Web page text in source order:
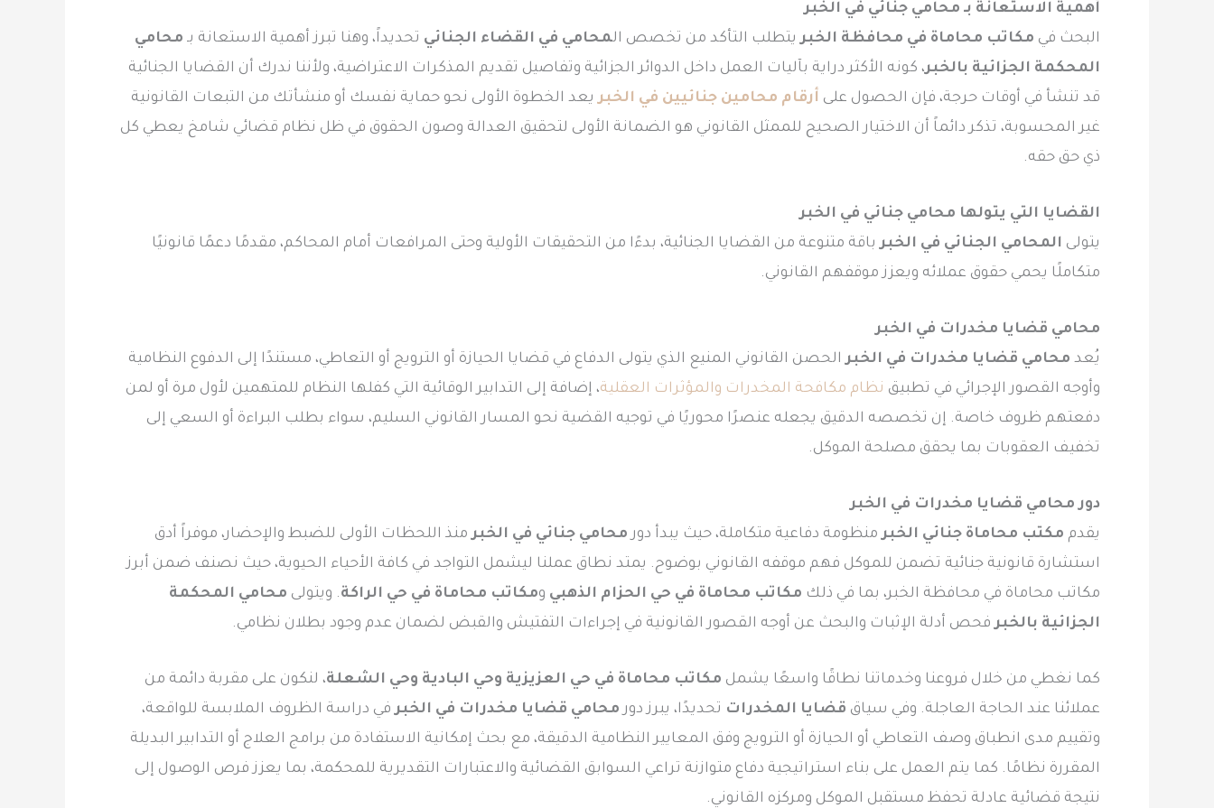
أهمية الاستعانة بـ محامي جنائي في الخبر
البحث في مكاتب محاماة في محافظة الخبر يتطلب التأكد من تخصص المحامي في القضاء الجنائي تحديداً، وهنا تبرز أهمية الاستعانة بـ محامي
المحكمة الجزائية بالخبر، كونه الأكثر دراية بآليات العمل داخل الدوائر الجزائية وتفاصيل تقديم المذكرات الاعتراضية، ولأننا ندرك أن القضايا الجنائية
قد تنشأ في أوقات حرجة، فإن الحصول على أرقام محامين جنائيين في الخبر يعد الخطوة الأولى نحو حماية نفسك أو منشأتك من التبعات القانونية
غير المحسوبة، تذكر دائماً أن الاختيار الصحيح للممثل القانوني هو الضمانة الأولى لتحقيق العدالة وصون الحقوق في ظل نظام قضائي شامخ يعطي كل
ذي حق حقه.
القضايا التي يتولها محامي جنائي في الخبر
يتولى المحامي الجنائي في الخبرباقة متنوعة من القضايا الجنائية، بدءًا من التحقيقات الأولية وحتى المرافعات أمام المحاكم، مقدمًا دعمًا قانونيًا
متكاملًا يحمي حقوق عملائه ويعزز موقفهم القانوني.
محامي قضايا مخدرات في الخبر
يُعد محامي قضايا مخدرات في الخبر الحصن القانوني المنيع الذي يتولى الدفاع في قضايا الحيازة أو الترويج أو التعاطي، مستندًا إلى الدفوع النظامية
وأوجه القصور الإجرائي في تطبيق نظام مكافحة المخدرات والمؤثرات العقلية، إضافة إلى التدابير الوقائية التي كفلها النظام للمتهمين لأول مرة أو لمن
دفعتهم ظروف خاصة. إن تخصصه الدقيق يجعله عنصرًا محوريًا في توجيه القضية نحو المسار القانوني السليم، سواء بطلب البراءة أو السعي إلى
تخفيف العقوبات بما يحقق مصلحة الموكل.
دور محامي قضايا مخدرات في الخبر
يقدم مكتب محاماة جنائي الخبر منظومة دفاعية متكاملة، حيث يبدأ دورمحامي جنائي في الخبرمنذ اللحظات الأولى للضبط والإحضار، موفراً أدق
استشارة قانونية جنائية تضمن للموكل فهم موقفه القانوني بوضوح. يمتد نطاق عملنا ليشمل التواجد في كافة الأحياء الحيوية، حيث نصنف ضمن أبرز
مكاتب محاماة في محافظة الخبر، بما في ذلك مكاتب محاماة في حي الحزام الذهبي ومكاتب محاماة في حي الراكة. ويتولى محامي المحكمة
الجزائية بالخبرفحص أدلة الإثبات والبحث عن أوجه القصور القانونية في إجراءات التفتيش والقبض لضمان عدم وجود بطلان نظامي.
كما نغطي من خلال فروعنا وخدماتنا نطاقًا واسعًا يشمل مكاتب محاماة في حي العزيزية وحي البادية وحي الشعلة، لنكون على مقربة دائمة من
عملائنا عند الحاجة العاجلة. وفي سياق قضايا المخدرات تحديدًا، يبرز دور محامي قضايا مخدرات في الخبر في دراسة الظروف الملابسة للواقعة،
وتقييم مدى انطباق وصف التعاطي أو الحيازة أو الترويج وفق المعايير النظامية الدقيقة، مع بحث إمكانية الاستفادة من برامج العلاج أو التدابير البديلة
المقررة نظامًا. كما يتم العمل على بناء استراتيجية دفاع متوازنة تراعي السوابق القضائية والاعتبارات التقديرية للمحكمة، بما يعزز فرص الوصول إلى
نتيجة قضائية عادلة تحفظ مستقبل الموكل ومركزه القانوني.